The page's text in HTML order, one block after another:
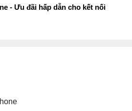
- Ưu đãi hấp dẫn cho kết nối